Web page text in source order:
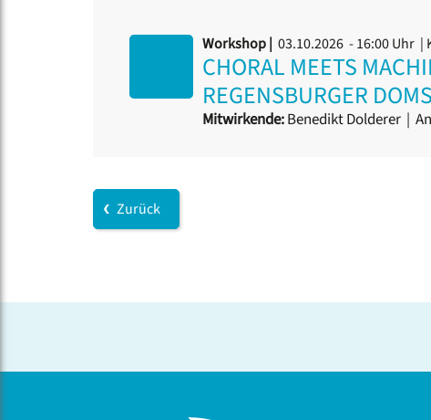
Workshop | 03.10.2026 - 16:00 Uhr |
CHORAL MEETS
REGENSBURGER
Mitwirkende:Benedikt Dolderer |
Zurück